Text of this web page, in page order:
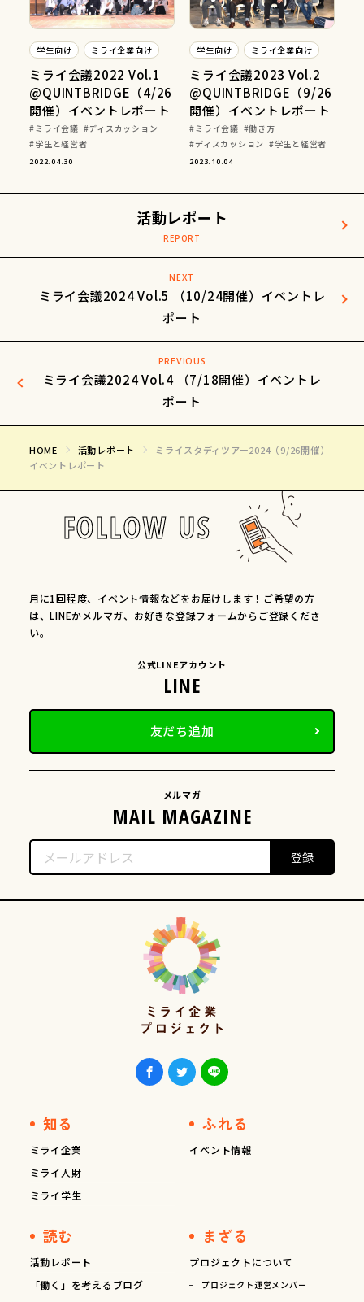
学生向け ミライ企業向け
ミライ会議2022 Vol.1
@QUINTBRIDGE（4/26
開催）イベントレポート
ミライ会議
ディスカッション
学生と経営者
2022.04.30
学生向け ミライ企業向け
ミライ会議2023 Vol.2
@QUINTBRIDGE（9/26
開催）イベントレポート
ミライ会議
働き方
ディスカッション
学生と経営者
2023.10.04
活動レポート
NEXT
ミライ会議2024 Vol.5 （10/24開催）イベントレ
ポート
PREVIOUS
ミライ会議2024 Vol.4 （7/18開催）イベントレ
ポート
HOME 活動レポート
ミライスタディツアー2024（9/26開催）
イベントレポート
FOLLOW US
月に1回程度、イベント情報などをお届けします！ご希望の方
は、LINEかメルマガ、お好きな登録フォームからご登録くださ
い。
公式LINEアカウント
友だち追加
メルマガ
知る
ミライ企業
ミライ人財
ミライ学生
ふれる
イベント情報
読む
活動レポート
「働く」を考えるブログ
まざる
プロジェクトについて
プロジェクト運営メンバー